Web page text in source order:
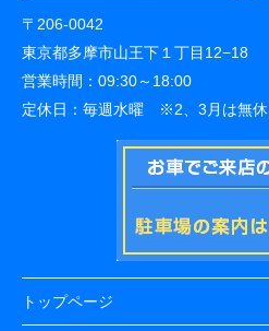
〒206-0042
東京都多摩市山王下１丁目12−18
営業時間： 09:30～18:00
定休日： 毎週水曜 ※2、3月は無休
トップページ